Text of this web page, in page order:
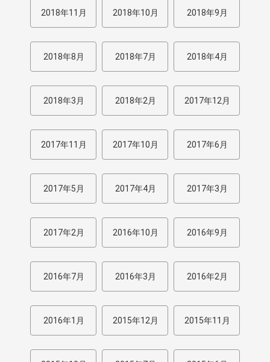
2018年11月 2018年10月 2018年9月
2018年8月 2018年7月 2018年4月
2018年3月 2018年2月 2017年12月
2017年11月 2017年10月 2017年6月
2017年5月 2017年4月 2017年3月
2017年2月 2016年10月 2016年9月
2016年7月 2016年3月 2016年2月
2016年1月 2015年12月 2015年11月